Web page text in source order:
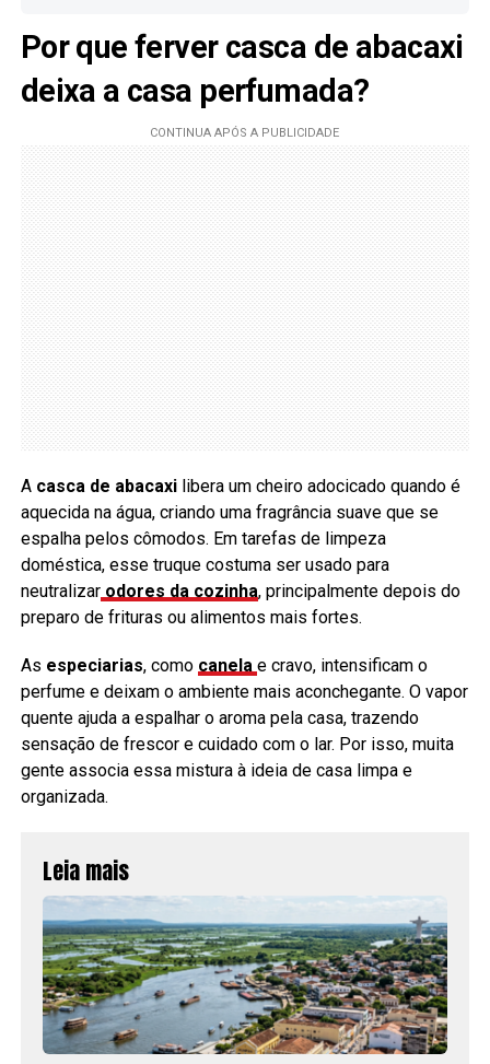
Por que ferver casca de abacaxi
deixa a casa perfumada?
A casca de abacaxilibera um cheiro adocicado quando é
aquecida na água, criando uma fragrância suave que se
espalha pelos cômodos. Em tarefas de limpeza
doméstica, esse truque costuma ser usado para
neutralizarodores da cozinha, principalmente depois do
preparo de frituras ou alimentos mais fortes.
As especiarias, como canela e cravo, intensificam o
perfume e deixam o ambiente mais aconchegante. O vapor
quente ajuda a espalhar o aroma pela casa, trazendo
sensação de frescor e cuidado com o lar. Por isso, muita
gente associa essa mistura à ideia de casa limpa e
organizada.
Leia mais